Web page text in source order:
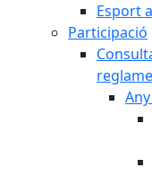
Esport
Participació